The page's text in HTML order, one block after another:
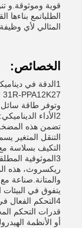
قوية وموثوقة.و
الطلباتمع
المثالي لأي وظيفة.
الخصائص:
وتوفر طاقة
2الأداء
تضمن هذه المضخة
التنقل المتغير
التكيف بسلاسة مع
ريكسروث، هذه
والمتانة.صناعة
يتفوق في البيئات
4التحكم
قدرات التحكم
أو الأنظمة